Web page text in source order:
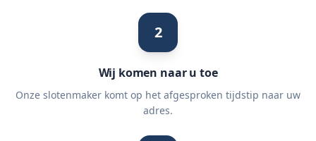
2
Wij komen naar u toe
Onze slotenmaker komt op het afgesproken tijdstip naar uw
adres.